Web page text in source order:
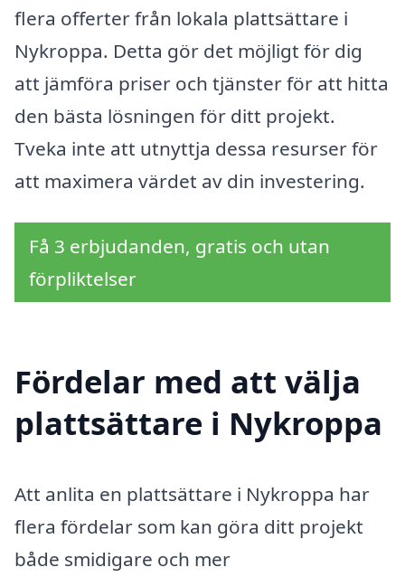
flera offerter från lokala plattsättare i
Nykroppa. Detta gör det möjligt för dig
att jämföra priser och tjänster för att hitta
den bästa lösningen för ditt projekt.
Tveka inte att utnyttja dessa resurser för
att maximera värdet av din investering.
Få 3 erbjudanden, gratis och utan
förpliktelser
Fördelar med att välja
plattsättare i Nykroppa
Att anlita en plattsättare i Nykroppa har
flera fördelar som kan göra ditt projekt
både smidigare och mer